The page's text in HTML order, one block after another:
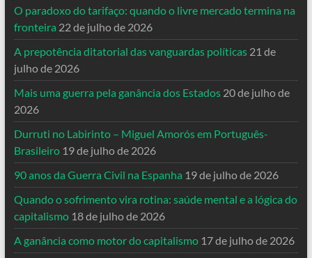
O paradoxo do tarifaço: quando o livre mercado termina na
fronteira 22 de julho de 2026
A prepotência ditatorial das vanguardas políticas 21 de
julho de 2026
Mais uma guerra pela ganância dos Estados 20 de julho de
2026
Durruti no Labirinto – Miguel Amorós em Português-
Brasileiro 19 de julho de 2026
90 anos da Guerra Civil na Espanha 19 de julho de 2026
Quando o sofrimento vira rotina: saúde mental e a lógica do
capitalismo 18 de julho de 2026
A ganância como motor do capitalismo 17 de julho de 2026